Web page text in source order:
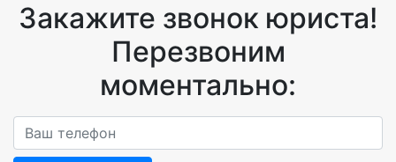
Закажите звонок юриста!
Перезвоним
моментально: